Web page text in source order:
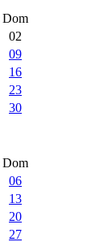
Dom
02
09
16
23
30
Dom
06
13
20
27